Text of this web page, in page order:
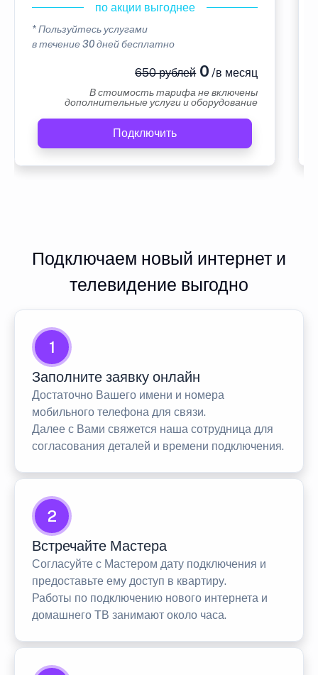
по акции выгоднее
* Пользуйтесь услугами
в течение 30 дней бесплатно
650 рублей0 /в месяц
В стоимость тарифа не включены
дополнительные услуги и оборудование
Подключить
Подключаем новый интернет и
телевидение выгодно
1
Заполните заявку онлайн
Достаточно Вашего имени и номера
мобильного телефона для связи.
Далее с Вами свяжется наша сотрудница для
согласования деталей и времени подключения.
2
Встречайте Мастера
Согласуйте с Мастером дату подключения и
предоставьте ему доступ в квартиру.
Работы по подключению нового интернета и
домашнего ТВ занимают около часа.